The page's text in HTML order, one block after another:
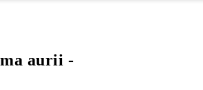
aurii -